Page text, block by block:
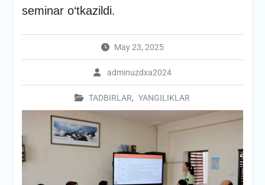
seminar o‘tkazildi.
May 23, 2025
adminuzdxa2024
TADBIRLAR, YANGILIKLAR